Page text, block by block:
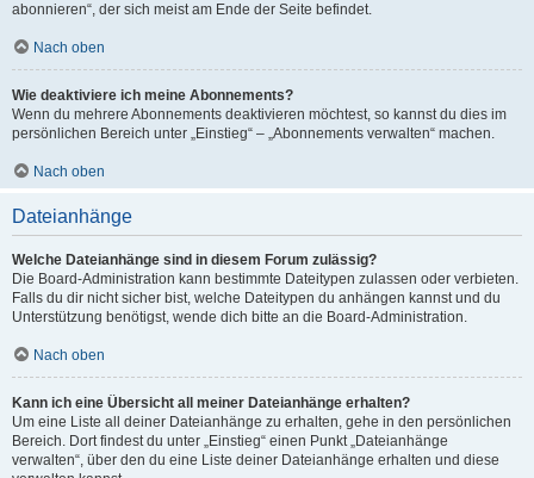
abonnieren“, der sich meist am Ende der Seite befindet.
Nach oben
Wie deaktiviere ich meine Abonnements?
Wenn du mehrere Abonnements deaktivieren möchtest, so kannst du dies im
persönlichen Bereich unter „Einstieg“ – „Abonnements verwalten“ machen.
Nach oben
Dateianhänge
Welche Dateianhänge sind in diesem Forum zulässig?
Die Board-Administration kann bestimmte Dateitypen zulassen oder verbieten.
Falls du dir nicht sicher bist, welche Dateitypen du anhängen kannst und du
Unterstützung benötigst, wende dich bitte an die Board-Administration.
Nach oben
Kann ich eine Übersicht all meiner Dateianhänge erhalten?
Um eine Liste all deiner Dateianhänge zu erhalten, gehe in den persönlichen
Bereich. Dort findest du unter „Einstieg“ einen Punkt „Dateianhänge
verwalten“, über den du eine Liste deiner Dateianhänge erhalten und diese